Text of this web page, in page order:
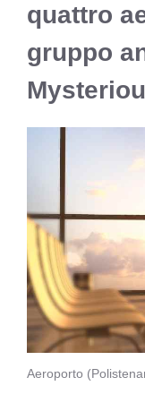
quattro
gruppo
Aeroporto